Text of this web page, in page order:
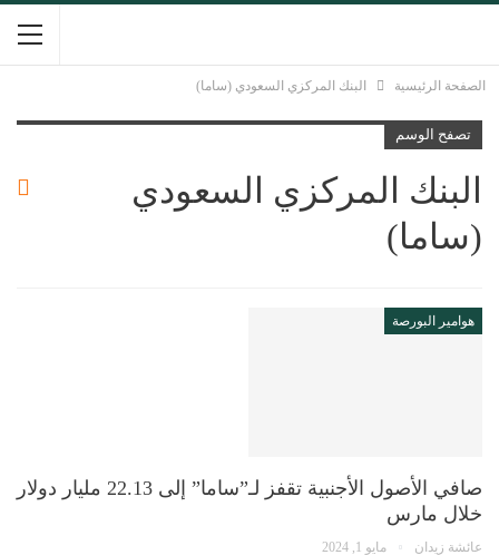
الصفحة الرئيسية البنك المركزي السعودي (ساما)
تصفح الوسم
البنك المركزي السعودي
(ساما)
هوامير البورصة
صافي الأصول الأجنبية تقفز لـ”ساما” إلى 22.13 مليار دولار
خلال مارس
عائشة زيدان مايو 1, 2024